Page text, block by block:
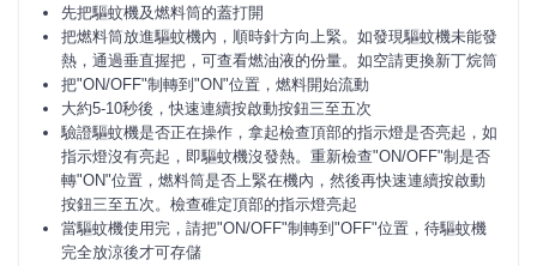
先把驅蚊機及燃料筒的蓋打開
把燃料筒放進驅蚊機內，順時針方向上緊。如發現驅蚊機未能發
熱，通過垂直握把，可查看燃油液的份量。如空請更換新丁烷筒
把"ON/OFF"制轉到"ON"位置，燃料開始流動
大約5-10秒後，快速連續按啟動按鈕三至五次
驗證驅蚊機是否正在操作，拿起檢查頂部的指示燈是否亮起，如
指示燈沒有亮起，即驅蚊機沒發熱。重新檢查"ON/OFF"制是否
轉"ON"位置，燃料筒是否上緊在機內，然後再快速連續按啟動
按鈕三至五次。檢查碓定頂部的指示燈亮起
當驅蚊機使用完，請把"ON/OFF"制轉到"OFF"位置，待驅蚊機
完全放涼後才可存儲